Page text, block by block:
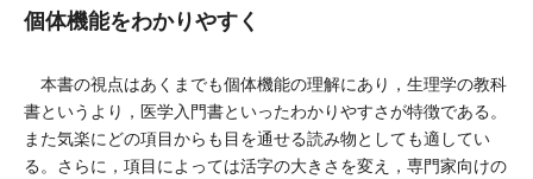
個体機能をわかりやすく
本書の視点はあくまでも個体機能の理解にあり，生理学の教科
書というより，医学入門書といったわかりやすさが特徴である。
また気楽にどの項目からも目を通せる読み物としても適してい
る。さらに，項目によっては活字の大きさを変え，専門家向けの